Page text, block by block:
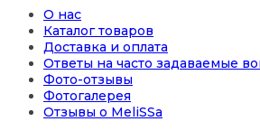
О нас
Каталог товаров
Доставка и оплата
Ответы на часто задаваемые
Фото-отзывы
Фотогалерея
Отзывы о MeliSSa